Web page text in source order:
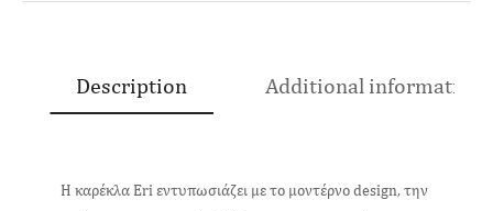
Description Additional information
Η καρέκλα Eri εντυπωσιάζει με το μοντέρνο design, την